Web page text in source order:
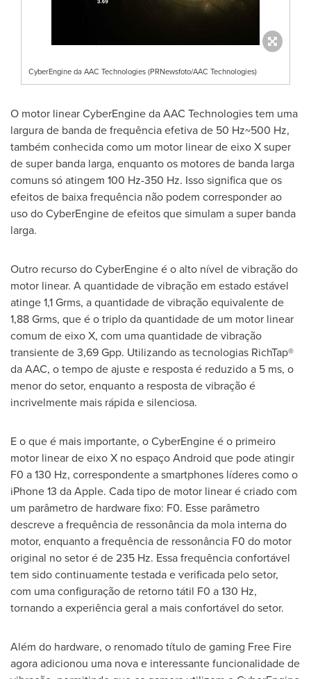
CyberEngine da AAC Technologies (PRNewsfoto/AAC Technologies)
O motor linear CyberEngine da AAC Technologies tem uma
largura de banda de frequência efetiva de 50 Hz~500 Hz,
também conhecida como um motor linear de eixo X super
de super banda larga, enquanto os motores de banda larga
comuns só atingem 100 Hz-350 Hz. Isso significa que os
efeitos de baixa frequência não podem corresponder ao
uso do CyberEngine de efeitos que simulam a super banda
larga.
Outro recurso do CyberEngine é o alto nível de vibração do
motor linear. A quantidade de vibração em estado estável
atinge 1,1 Grms, a quantidade de vibração equivalente de
1,88 Grms, que é o triplo da quantidade de um motor linear
comum de eixo X, com uma quantidade de vibração
transiente de 3,69 Gpp. Utilizando as tecnologias RichTap®
da AAC, o tempo de ajuste e resposta é reduzido a 5 ms, o
menor do setor, enquanto a resposta de vibração é
incrivelmente mais rápida e silenciosa.
E o que é mais importante, o CyberEngine é o primeiro
motor linear de eixo X no espaço Android que pode atingir
F0 a 130 Hz, correspondente a smartphones líderes como o
iPhone 13 da Apple. Cada tipo de motor linear é criado com
um parâmetro de hardware fixo: F0. Esse parâmetro
descreve a frequência de ressonância da mola interna do
motor, enquanto a frequência de ressonância F0 do motor
original no setor é de 235 Hz. Essa frequência confortável
tem sido continuamente testada e verificada pelo setor,
com uma configuração de retorno tátil F0 a 130 Hz,
tornando a experiência geral a mais confortável do setor.
Além do hardware, o renomado título de gaming Free Fire
agora adicionou uma nova e interessante funcionalidade de